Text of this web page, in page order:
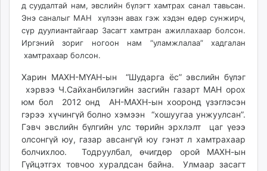
mnb.mn
Livetv.mn
Eguur.mn
24tsag.mn
shuud.mn
eagle.mn
ergelt.mn
zarig.mn
zuv.mn
mminfo.mn
д суудалтай нам, эвслийн бүлэгт хамтрах санал тавьсан.
Энэ саналыг МАН хүлээн авах гэж хэдэн өдөр сунжирч,
сүр дуулиантайгаар Засагт хамтран ажиллахаар болсон.
Иргэний зориг ногоон нам “уламжлалаа” хадгалан
хамтрахаар болсон.
Харин МАХН-МҮАН-ын “Шударга ёс” эвслийн бүлэг
хэрвээ Ч.Сайханбилэгийн засгийн газарт МАН орох
юм бол 2012 онд АН-МАХН-ын хооронд үзэглэсэн
гэрээ хүчингүй болно хэмээн “хошуугаа унжуулсан”.
Гэвч эвслийн бүлгийн улс төрийн эрхлэлт цаг үеээ
олсонгүй юу, газар авсангүй юу гэнэт л хамтрахаар
болчихлоо. Тодруулбал, өчигдөр орой МАХН-ын
Гүйцэтгэх товчоо хуралдсан байна. Улмаар засагт